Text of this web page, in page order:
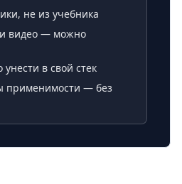
не из учебника
видео — можно
в свой стек
применимости — без